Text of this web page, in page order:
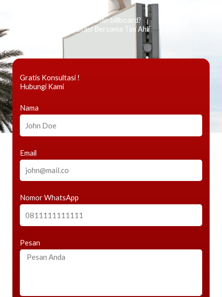
Ingin tahu tentang periklanan billboard?
Kami Berikan Konsultasi Bersama Tim Ahli
Gratis Konsultasi !
Hubungi Kami
Nama
Email
Nomor WhatsApp
Pesan